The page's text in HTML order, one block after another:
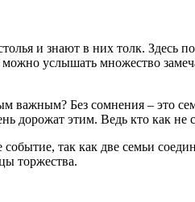
и знают в них толк. Здесь
можно услышать множество
важным? Без сомнения – это
дорожат этим. Ведь кто как не
событие, так как две семьи
торжества.